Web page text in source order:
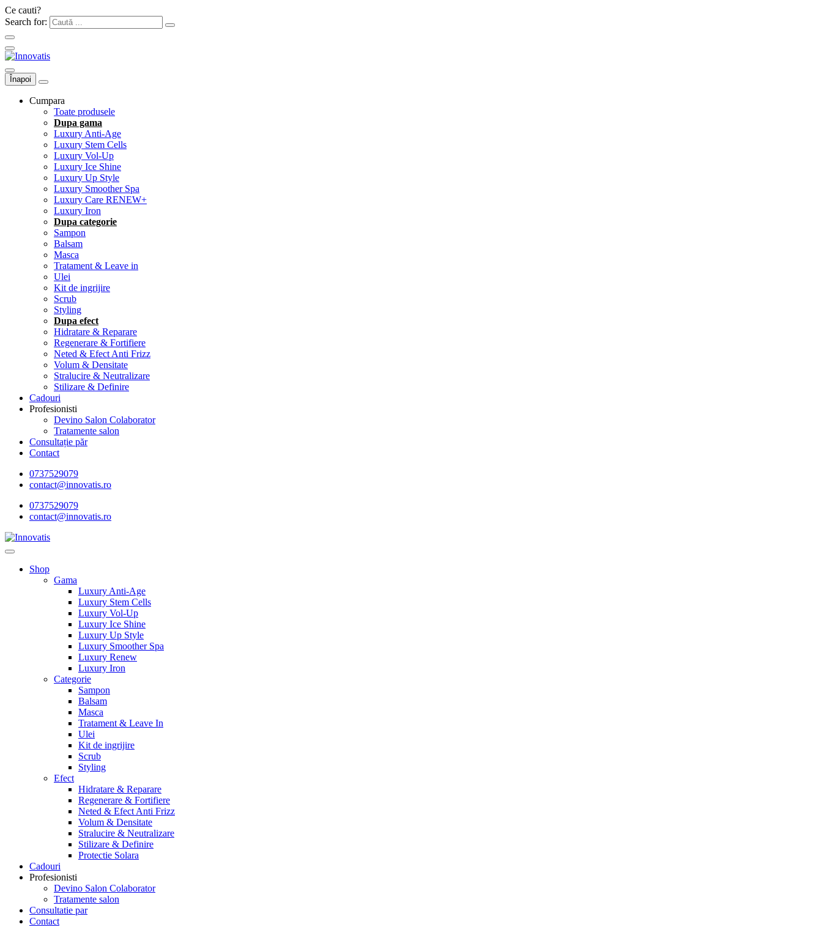
Ce cauti?
Search for:
Înapoi
Cumpara
Toate produsele
Dupa gama
Luxury Anti-Age
Luxury Stem Cells
Luxury Vol-Up
Luxury Ice Shine
Luxury Up Style
Luxury Smoother Spa
Luxury Care RENEW+
Luxury Iron
Dupa categorie
Sampon
Balsam
Masca
Tratament & Leave in
Ulei
Kit de ingrijire
Scrub
Styling
Dupa efect
Hidratare & Reparare
Regenerare & Fortifiere
Neted & Efect Anti Frizz
Volum & Densitate
Stralucire & Neutralizare
Stilizare & Definire
Cadouri
Profesionisti
Devino Salon Colaborator
Tratamente salon
Consultație păr
Contact
0737529079
contact@innovatis.ro
0737529079
contact@innovatis.ro
Shop
Gama
Luxury Anti-Age
Luxury Stem Cells
Luxury Vol-Up
Luxury Ice Shine
Luxury Up Style
Luxury Smoother Spa
Luxury Renew
Luxury Iron
Categorie
Sampon
Balsam
Masca
Tratament & Leave In
Ulei
Kit de ingrijire
Scrub
Styling
Efect
Hidratare & Reparare
Regenerare & Fortifiere
Neted & Efect Anti Frizz
Volum & Densitate
Stralucire & Neutralizare
Stilizare & Definire
Protectie Solara
Cadouri
Profesionisti
Devino Salon Colaborator
Tratamente salon
Consultatie par
Contact